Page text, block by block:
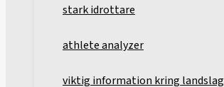
stark idrottare
athlete analyzer
viktig information kring landslag